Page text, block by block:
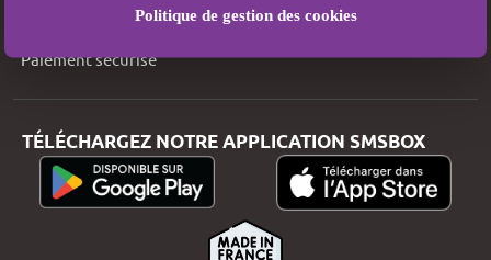
Politique de gestion des cookies
Politique de protection des données
Paiement sécurisé
TÉLÉCHARGEZ NOTRE APPLICATION SMSBOX